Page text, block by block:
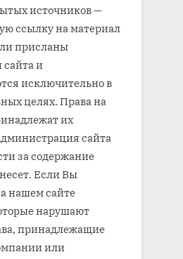
источников —
ссылку на материал
присланы
сайта и
исключительно в
целях. Права на
их
сайта
за содержание
Если Вы
нашем сайте
нарушают
принадлежащие
или